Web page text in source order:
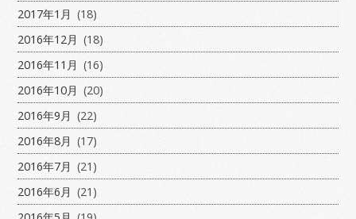
2017年1月 (18)
2016年12月 (18)
2016年11月 (16)
2016年10月 (20)
2016年9月 (22)
2016年8月 (17)
2016年7月 (21)
2016年6月 (21)